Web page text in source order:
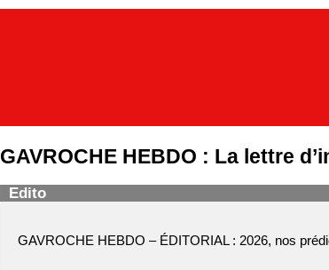
GAVROCHE HEBDO : La lettre
Edito
GAVROCHE HEBDO – ÉDITORIAL : 2026, nos